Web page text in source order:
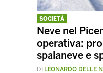
SOCIETÀ
Neve nel
operativa:
spalaneve e
DI LEONARDO DELLE